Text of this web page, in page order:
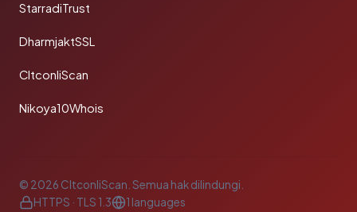
StarradiTrust
DharmjaktSSL
CltconliScan
Nikoya10Whois
© 2026 CltconliScan. Semua hak dilindungi.
HTTPS · TLS 1.3
1 languages